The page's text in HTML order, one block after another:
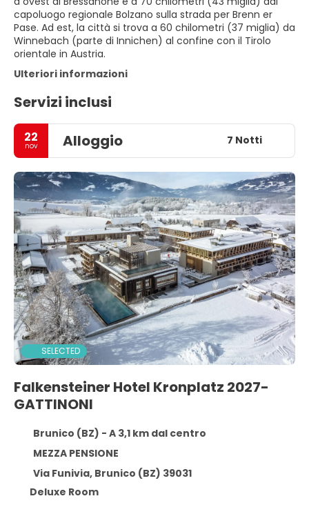
capoluogo regionale Bolzano sulla strada per Brenn er
Pase. Ad est, la città si trova a 60 chilometri (37 miglia) da
Winnebach (parte di Innichen) al confine con il Tirolo
orientale in Austria.
Ulteriori informazioni
Servizi inclusi
22
nov Alloggio 7 Notti
SELECTED
Falkensteiner Hotel Kronplatz 2027-
GATTINONI
Brunico (BZ) - A 3,1 km dal centro
MEZZA PENSIONE
Via Funivia, Brunico (BZ) 39031
Deluxe Room